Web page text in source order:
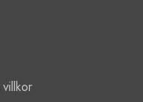
villkor